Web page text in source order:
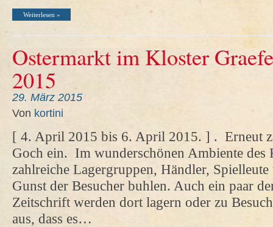
Weiterlesen »
Ostermarkt im Kloster
2015
29. März 2015
Von kortini
[ 4. April 2015 bis 6. April 2015. ] . Erneut
Goch ein. Im wunderschönen Ambiente des
zahlreiche Lagergruppen, Händler,
Gunst der Besucher buhlen. Auch ein paar
Zeitschrift werden dort lagern oder zu
aus, dass es…